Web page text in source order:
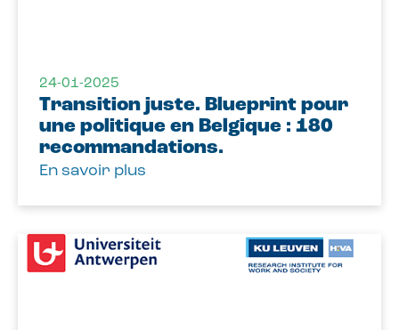
24-01-2025
Transition juste. Blueprint pour
une politique en Belgique : 180
recommandations.
En savoir plus